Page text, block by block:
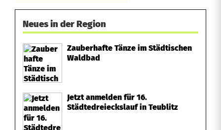
Neues in der Region
Zauberhafte Tänze im Städtischen
Waldbad
Jetzt anmelden für 16.
Städtedreieckslauf in Teublitz